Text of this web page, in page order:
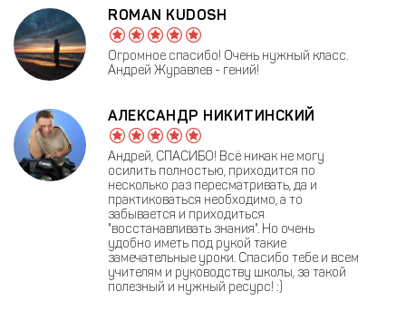
ROMAN KUDOSH
Огромное спасибо! Очень нужный класс.
Андрей Журавлев - гений!
АЛЕКСАНДР НИКИТИНСКИЙ
Андрей, СПАСИБО! Всё никак не могу
осилить полностью, приходится по
несколько раз пересматривать, да и
практиковаться необходимо, а то
забывается и приходиться
"восстанавливать знания". Но очень
удобно иметь под рукой такие
замечательные уроки. Спасибо тебе и всем
учителям и руководству школы, за такой
полезный и нужный ресурс! :)